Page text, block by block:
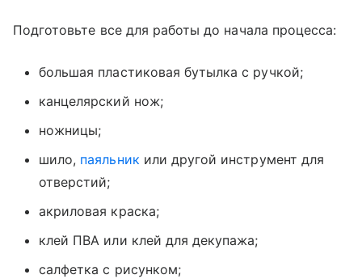
Подготовьте все для работы до начала процесса:
большая пластиковая бутылка с ручкой;
канцелярский нож;
ножницы;
шило, паяльник или другой инструмент для
отверстий;
акриловая краска;
клей ПВА или клей для декупажа;
салфетка с рисунком;